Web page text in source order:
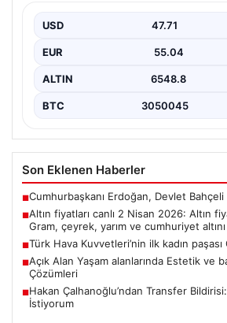
fiyatları
USD 47.71
EUR 55.04
ALTIN 6548.8
BTC 3050045
Son Eklenen Haberler
■Cumhurbaşkanı Erdoğan, Devlet
■Altın fiyatları canlı 2 Nisan 2026: Altın
Gram, çeyrek, yarım ve cumhuriyet altını
■Türk Hava Kuvvetleri’nin ilk kadın
■Açık Alan Yaşam alanlarında Estetik ve
Çözümleri
■Hakan Çalhanoğlu’ndan Transfer
İstiyorum